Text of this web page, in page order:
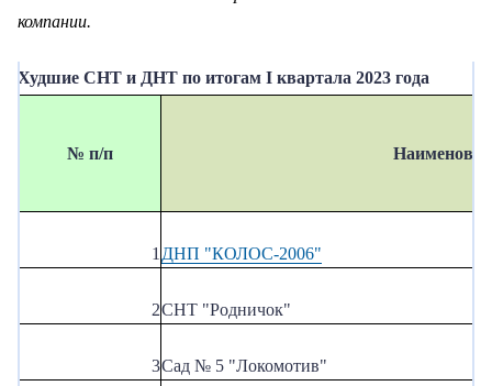
компании.
Худшие СНТ и ДНТ по итогам I квартала 2023 года
№ п/п
1 ДНП "КОЛОС-2006"
2СНТ "Родничок"
3Сад № 5 "Локомотив"